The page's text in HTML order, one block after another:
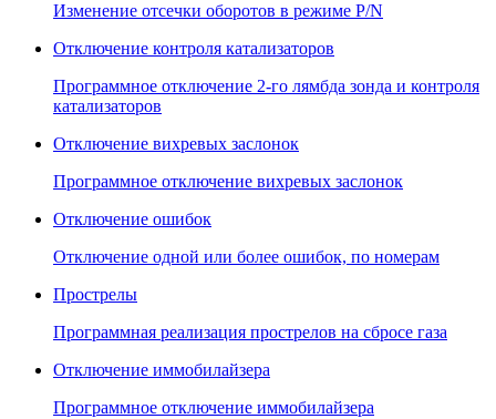
Изменение отсечки оборотов в режиме P/N
Отключение контроля катализаторов
Программное отключение 2-го лямбда зонда и контроля
катализаторов
Отключение вихревых заслонок
Программное отключение вихревых заслонок
Отключение ошибок
Отключение одной или более ошибок, по номерам
Прострелы
Программная реализация прострелов на сбросе газа
Отключение иммобилайзера
Программное отключение иммобилайзера